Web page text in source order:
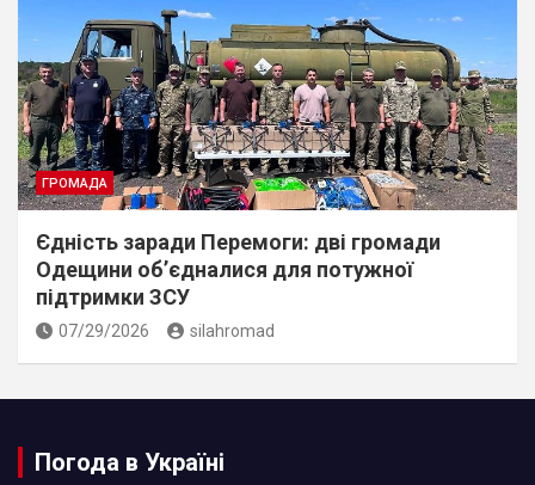
ГРОМАДА
Єдність заради Перемоги: дві громади
Одещини об’єдналися для потужної
підтримки ЗСУ
07/29/2026 silahromad
Погода в Україні